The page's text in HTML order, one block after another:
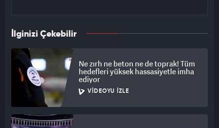
İlginizi Çekebilir
Ne zırh ne beton ne de toprak! Tüm
hedefleri yüksek hassasiyetle imha
ediyor
VIDEOYU İZLE